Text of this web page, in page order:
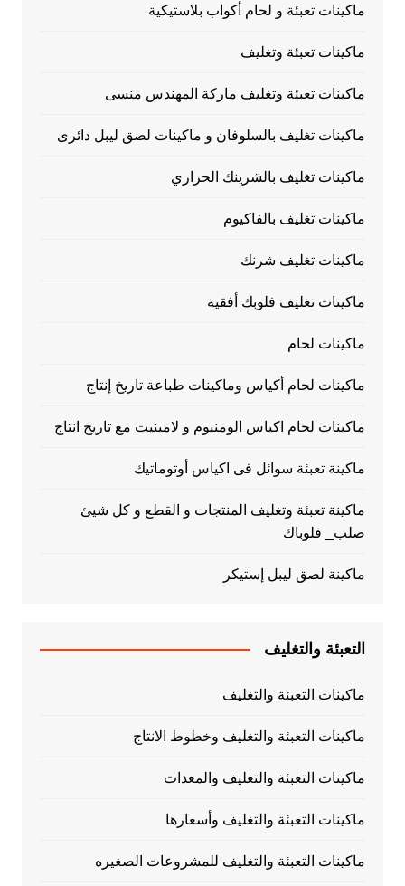
ماكينات تعبئة و لحام أكواب بلاستيكية
ماكينات تعبئة وتغليف
ماكينات تعبئة وتغليف ماركة المهندس منسى
ماكينات تغليف بالسلوفان و ماكينات لصق ليبل دائرى
ماكينات تغليف بالشرينك الحراري
ماكينات تغليف بالفاكيوم
ماكينات تغليف شرنك
ماكينات تغليف فلوبك أفقية
ماكينات لحام
ماكينات لحام أكياس وماكينات طباعة تاريخ إنتاج
ماكينات لحام اكياس الومنيوم و لامينيت مع تاريخ انتاج
ماكينة تعبئة سوائل فى اكياس أوتوماتيك
ماكينة تعبئة وتغليف المنتجات و القطع و كل شيئ
صلب_ فلوباك
ماكينة لصق ليبل إستيكر
التعبئة والتغليف
ماكينات التعبئة والتغليف
ماكينات التعبئة والتغليف وخطوط الانتاج
ماكينات التعبئة والتغليف والمعدات
ماكينات التعبئة والتغليف وأسعارها
ماكينات التعبئة والتغليف للمشروعات الصغيره